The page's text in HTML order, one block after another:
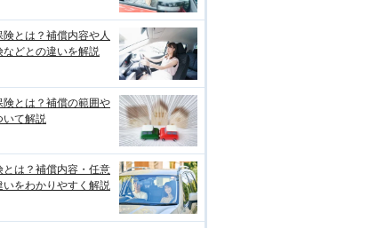
険とは？補償内容や人
などとの違いを解説
険とは？補償の範囲や
いて解説
とは？補償内容・任意
いをわかりやすく解説